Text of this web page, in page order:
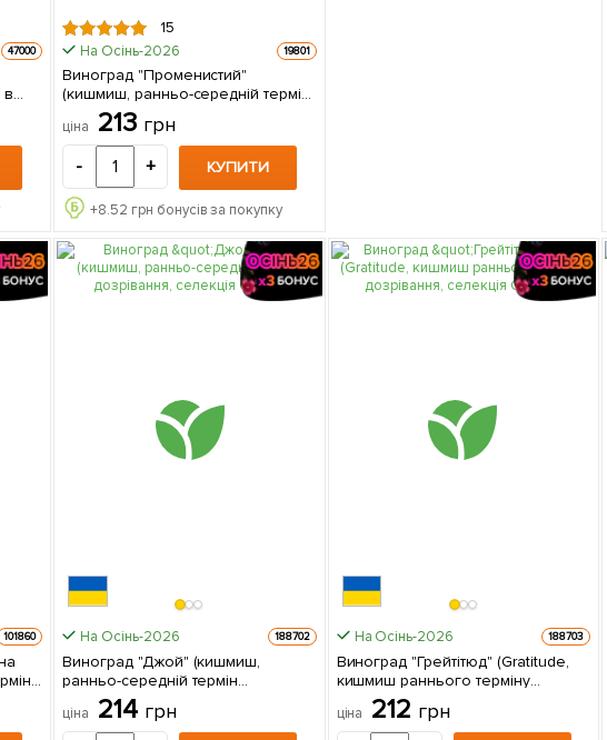
47000
15
На Осінь-2026 19801
Виноград "Променистий"
(кишмиш, ранньо-середній термін
дозрівання) 1 саджанець в
упаковці
ціна 213 грн
- + КУПИТИ
+8.52 грн бонусів за покупку
101860 На Осінь-2026 188702
Виноград "Джой" (кишмиш,
ранньо-середній термін
дозрівання, селекція США) 1
саджанець в упаковці
ціна 214 грн
На Осінь-2026 188703
Виноград "Грейтітюд" (Gratitude,
кишмиш раннього терміну
дозрівання, селекція США) 1
саджанець в упаковці
ціна 212 грн